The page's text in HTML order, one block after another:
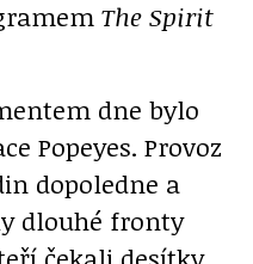
The Spirit
dne bylo
Popeyes. Provoz
dopoledne a
dlouhé fronty
čekali desítky